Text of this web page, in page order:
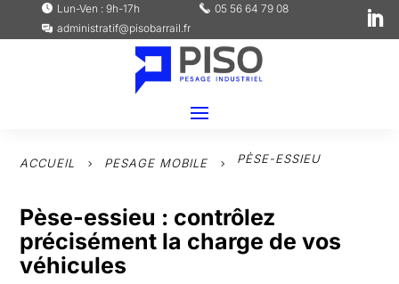
Lun-Ven : 9h-17h
05 56 64 79 08
administratif@pisobarrail.fr
ACCUEIL 5 PESAGE MOBILE 5 PÈSE-ESSIEU
Pèse-essieu : contrôlez
précisément la charge de vos
véhicules